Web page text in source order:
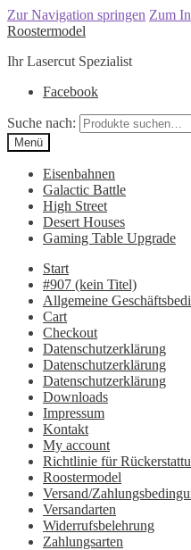
Zur Navigation springen Zum
Roostermodel
Ihr Lasercut Spezialist
Facebook
Suche nach:
Menü
Eisenbahnen
Galactic Battle
High Street
Desert Houses
Gaming Table Upgrade
Start
#907 (kein Titel)
Allgemeine
Cart
Checkout
Datenschutzerklärung
Datenschutzerklärung
Datenschutzerklärung
Downloads
Impressum
Kontakt
My account
Richtlinie für
Roostermodel
Versand/
Versandarten
Widerrufsbelehrung
Zahlungsarten